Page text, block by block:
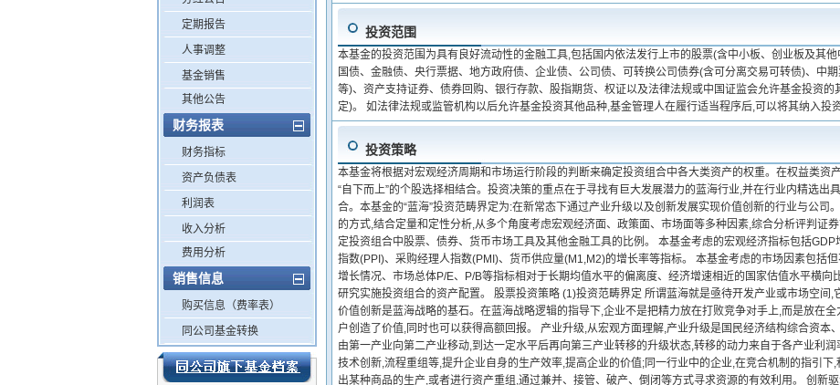
定期报告
人事调整
基金销售
其他公告
财务报表
财务指标
资产负债表
利润表
收入分析
费用分析
销售信息
购买信息（费率表）
同公司基金转换
投资范围
本基金的投资范围为具有良好流动性的金融工具,包括国内依法发行上市的股票(含中小板、创业板及其
国债、金融债、央行票据、地方政府债、企业债、公司债、可转换公司债券(含可分离交易可转债)、中
等)、资产支持证券、债券回购、银行存款、股指期货、权证以及法律法规或中国证监会允许基金投资
定)。 如法律法规或监管机构以后允许基金投资其他品种,基金管理人在履行适当程序后,可以将其纳入投资
投资策略
本基金将根据对宏观经济周期和市场运行阶段的判断来确定投资组合中各大类资产的权重。在权益类资
“自下而上”的个股选择相结合。投资决策的重点在于寻找有巨大发展潜力的蓝海行业,并在行业内精选出
合。本基金的“蓝海”投资范畴界定为:在新常态下通过产业升级以及创新发展实现价值创新的行业与公司
的方式,结合定量和定性分析,从多个角度考虑宏观经济面、政策面、市场面等多种因素,综合分析评判证
定投资组合中股票、债券、货币市场工具及其他金融工具的比例。 本基金考虑的宏观经济指标包括
指数(PPI)、采购经理人指数(PMI)、货币供应量(M1,M2)的增长率等指标。 本基金考虑的市场因素包括
增长情况、市场总体P/E、P/B等指标相对于长期均值水平的偏离度、经济增速相近的国家估值水平横向
研究实施投资组合的资产配置。 股票投资策略 (1)投资范畴界定 所谓蓝海就是亟待开发产业或市场空间
价值创新是蓝海战略的基石。在蓝海战略逻辑的指导下,企业不是把精力放在打败竞争对手上,而是放在
户创造了价值,同时也可以获得高额回报。 产业升级,从宏观方面理解,产业升级是国民经济结构综合资本
由第一产业向第二产业移动,到达一定水平后再向第三产业转移的升级状态,转移的动力来自于各产业利
技术创新,流程重组等,提升企业自身的生产效率,提高企业的价值;同一行业中的企业,在竞合机制的指引
出某种商品的生产,或者进行资产重组,通过兼并、接管、破产、倒闭等方式寻求资源的有效利用。 创新